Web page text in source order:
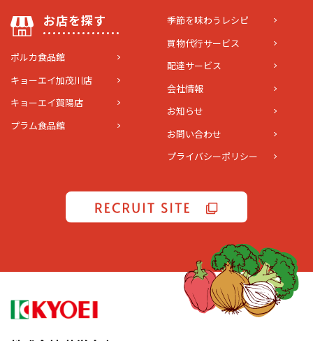
お店を探す
ポルカ食品館
キョーエイ加茂川店
キョーエイ賀陽店
プラム食品館
季節を味わうレシピ
買物代行サービス
配達サービス
会社情報
お知らせ
お問い合わせ
プライバシーポリシー